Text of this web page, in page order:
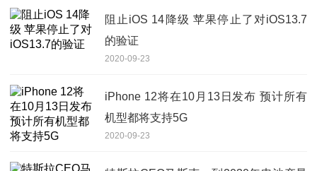
阻止iOS 14降级 苹果停止了对iOS13.7
的验证
2020-09-23
iPhone 12将在10月13日发布 预计所有
机型都将支持5G
2020-09-23